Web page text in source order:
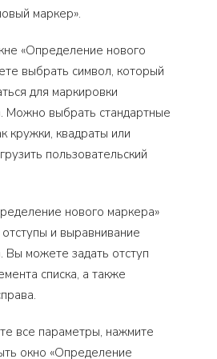
маркер».
«Определение нового
выбрать символ, который
для маркировки
Можно выбрать стандартные
кружки, квадраты или
пользовательский
нового маркера»
и выравнивание
Вы можете задать отступ
списка, а также
все параметры, нажмите
окно «Определение